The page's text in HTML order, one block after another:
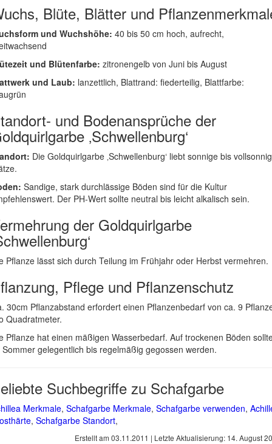
Blüte, Blätter und
und Wuchshöhe: 40 bis 50 cm hoch, aufrecht,
und Blütenfarbe: zitronengelb von Juni bis August
und Laub: lanzettlich, Blattrand: fiederteilig, Blattfarbe:
und Bodenansprüche der
‚Schwellenburg‘
Die Goldquirlgarbe ‚Schwellenburg‘ liebt sonnige bis
Sandige, stark durchlässige Böden sind für die Kultur
Der PH-Wert sollte neutral bis leicht alkalisch sein.
der Goldquirlgarbe
Pflanze lässt sich durch Teilung im Frühjahr oder Herbst vermehren.
Pflege und Pflanzenschutz
30cm Pflanzabstand erfordert einen Pflanzenbedarf von ca. 9
Quadratmeter.
Pflanze hat einen mäßigen Wasserbedarf. Auf trockenen Böden
Sommer gelegentlich bis regelmäßig gegossen werden.
Suchbegriffe zu Schafgarbe
Merkmale, Schafgarbe Merkmale, Schafgarbe verwenden,
, Schafgarbe Standort,
Erstellt am 03.11.2011 | Letzte Aktualisierung: 14. August